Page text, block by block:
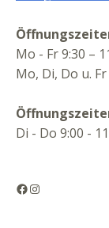
Mo - Fr 9:30 –
Mo, Di, Do u.
Di - Do 9:00 -
Facebook
Instagram